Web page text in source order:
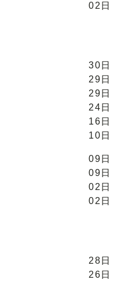
02日
30日
29日
29日
24日
16日
10日
09日
09日
02日
02日
28日
26日